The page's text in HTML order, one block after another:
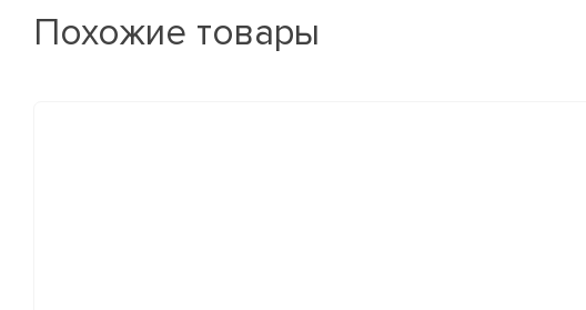
Похожие товары